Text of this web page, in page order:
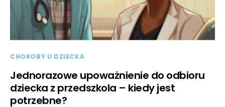
CHOROBY U DZIECKA
Jednorazowe upoważnienie do odbioru
dziecka z przedszkola – kiedy jest
potrzebne?